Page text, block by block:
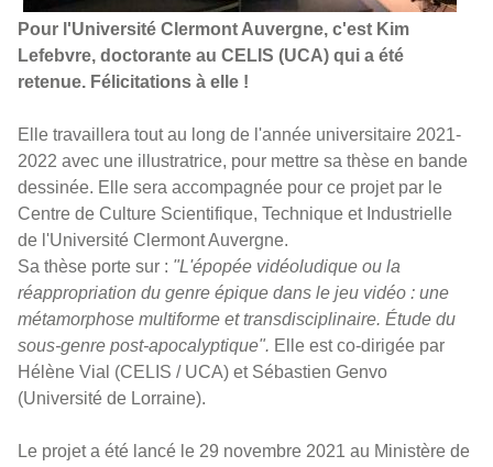
Pour l'Université Clermont Auvergne, c'est Kim
Lefebvre, doctorante au CELIS (UCA) qui a été
retenue. Félicitations à elle !
Elle travaillera tout au long de l'année universitaire 2021-
2022 avec une illustratrice, pour mettre sa thèse en bande
dessinée. Elle sera accompagnée pour ce projet par le
Centre de Culture Scientifique, Technique et Industrielle
de l'Université Clermont Auvergne.
Sa thèse porte sur : "L'épopée vidéoludique ou la
réappropriation du genre épique dans le jeu vidéo : une
métamorphose multiforme et transdisciplinaire. Étude du
sous-genre post-apocalyptique". Elle est co-dirigée par
Hélène Vial (CELIS / UCA) et Sébastien Genvo
(Université de Lorraine).
Le projet a été lancé le 29 novembre 2021 au Ministère de